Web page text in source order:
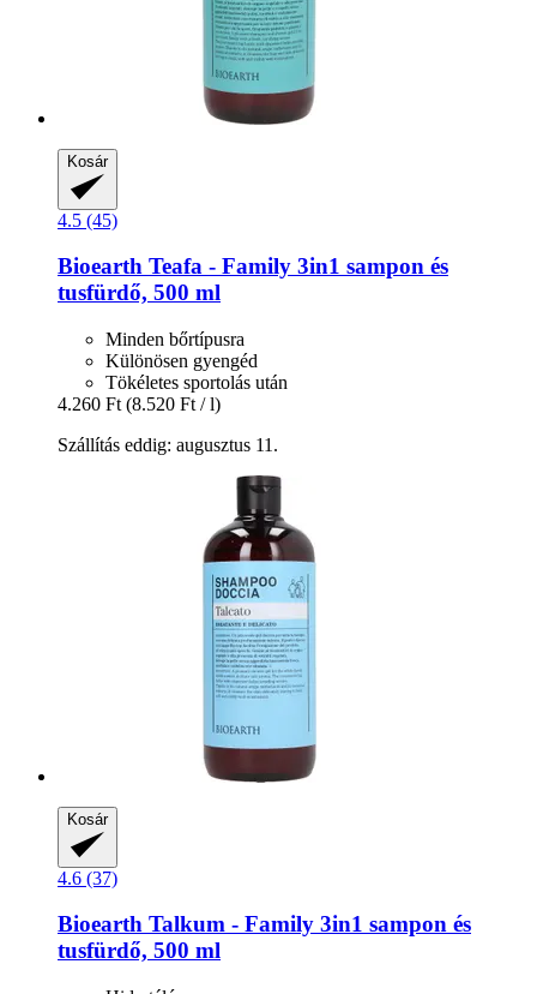
Kosár
4.5 (45)
Bioearth Teafa -​ Family 3in1 sampon és
tusfürdő, 500 ml
Minden bőrtípusra
Különösen gyengéd
Tökéletes sportolás után
4.260 Ft (8.520 Ft / l)
Szállítás eddig: augusztus 11.
Kosár
4.6 (37)
Bioearth Talkum -​ Family 3in1 sampon és
tusfürdő, 500 ml